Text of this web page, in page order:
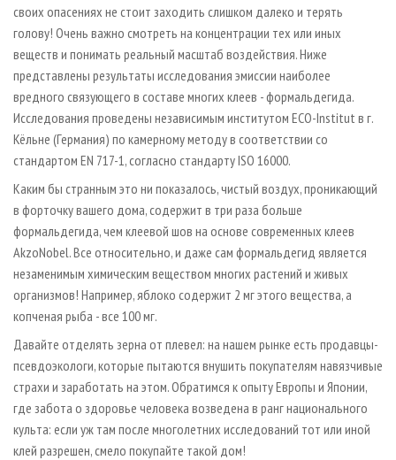
своих опасениях не стоит заходить слишком далеко и терять
голову! Очень важно смотреть на концентрации тех или иных
веществ и понимать реальный масштаб воздействия. Ниже
представлены результаты исследования эмиссии наиболее
вредного связующего в составе многих клеев - формальдегида.
Исследования проведены независимым институтом ECO-Institut в г.
Кёльне (Германия) по камерному методу в соответствии со
стандартом EN 717-1, согласно стандарту ISO 16000.
Каким бы странным это ни показалось, чистый воздух, проникающий
в форточку вашего дома, содержит в три раза больше
формальдегида, чем клеевой шов на основе современных клеев
AkzoNobel. Все относительно, и даже сам формальдегид является
незаменимым химическим веществом многих растений и живых
организмов! Например, яблоко содержит 2 мг этого вещества, а
копченая рыба - все 100 мг.
Давайте отделять зерна от плевел: на нашем рынке есть продавцы-
псевдоэкологи, которые пытаются внушить покупателям навязчивые
страхи и заработать на этом. Обратимся к опыту Европы и Японии,
где забота о здоровье человека возведена в ранг национального
культа: если уж там после многолетних исследований тот или иной
клей разрешен, смело покупайте такой дом!